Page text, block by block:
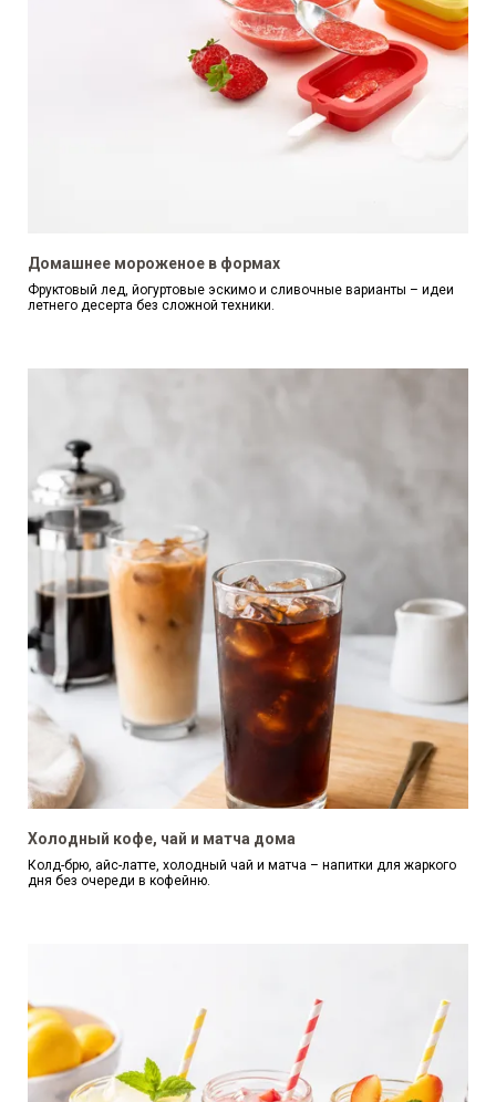
Домашнее мороженое в формах
Фруктовый лед, йогуртовые эскимо и сливочные варианты – идеи
летнего десерта без сложной техники.
Холодный кофе, чай и матча дома
Колд-брю, айс-латте, холодный чай и матча – напитки для жаркого
дня без очереди в кофейню.